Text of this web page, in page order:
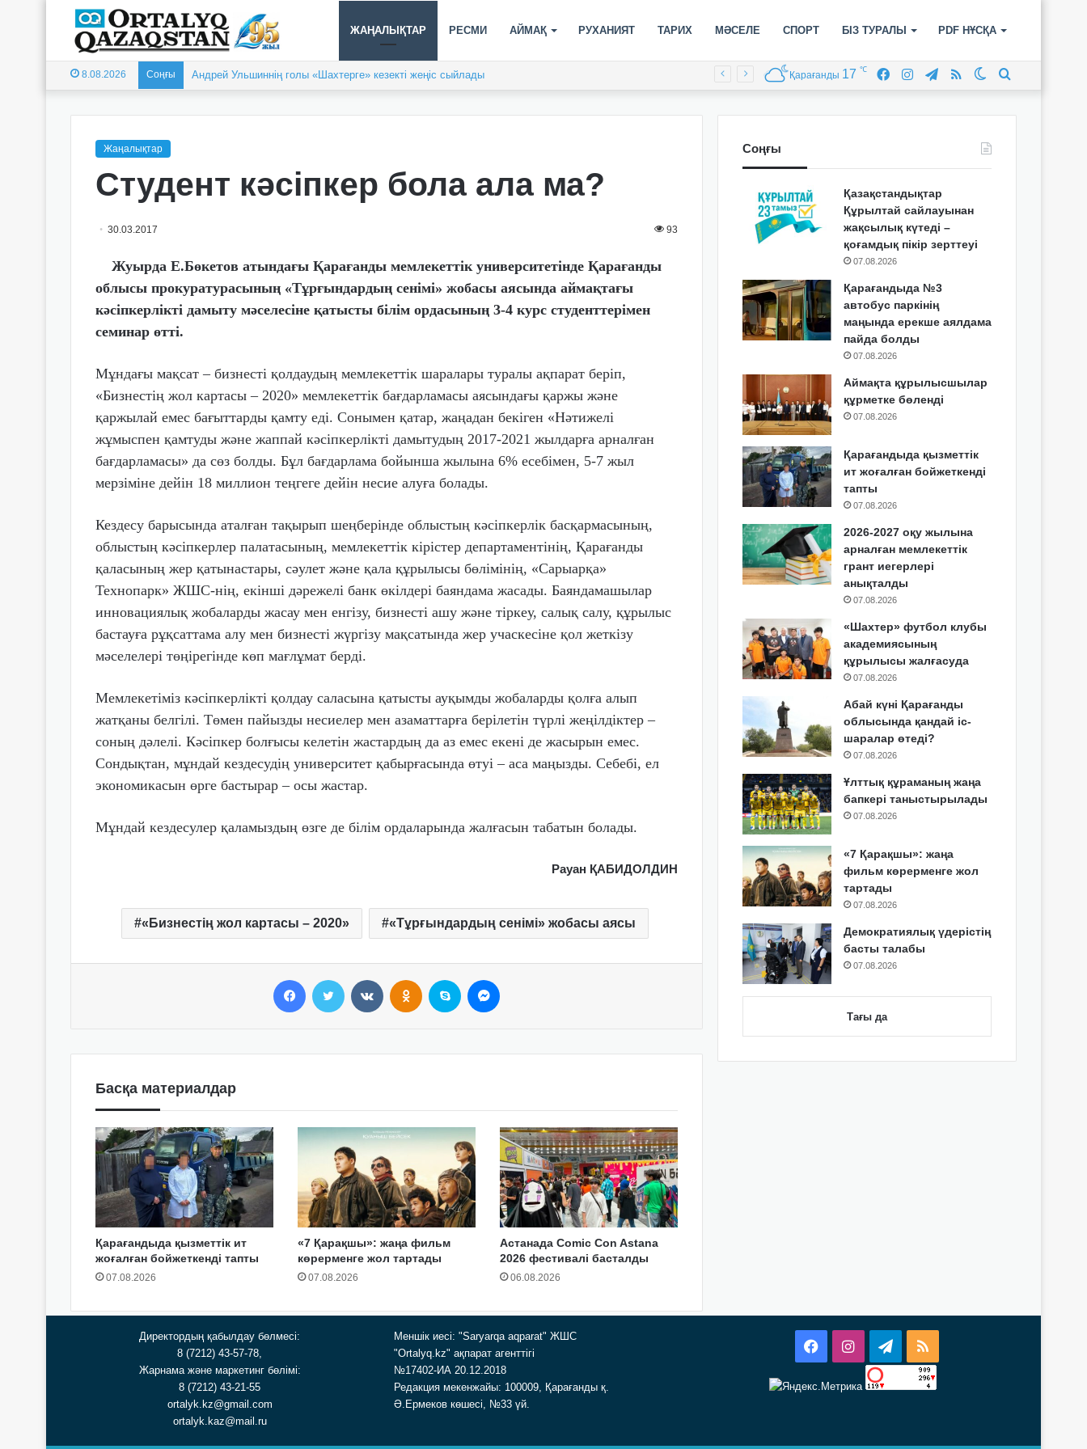
ЖАҢАЛЫҚТАР РЕСМИ АЙМАҚ РУХАНИЯТ ТАРИХ МӘСЕЛЕ СПОРТ БІЗ ТУРАЛЫ PDF НҰСҚА
8.08.2026 Соңғы Андрей Ульшиннің голы «Шахтерге» кезекті жеңіс сыйлады Switch
RSS
Telegram
Instagram
Facebook
Қарағанды 17 ℃
Жаңалықтар
Студент кәсіпкер бола ала ма?
30.03.2017 93
Жуырда Е.Бөкетов атындағы Қарағанды мемлекеттік университетінде Қарағанды
облысы прокуратурасының «Тұрғындардың сенімі» жобасы аясында аймақтағы
кәсіпкерлікті дамыту мәселесіне қатысты білім ордасының 3-4 курс студенттерімен
семинар өтті.
Мұндағы мақсат – бизнесті қолдаудың мемлекеттік шаралары туралы ақпарат беріп,
«Бизнестің жол картасы – 2020» мемлекеттік бағдарламасы аясындағы қаржы және
қаржылай емес бағыттарды қамту еді. Сонымен қатар, жаңадан бекіген «Нәтижелі
жұмыспен қамтуды және жаппай кәсіпкерлікті дамытудың 2017-2021 жылдарға арналған
бағдарламасы» да сөз болды. Бұл бағдарлама бойынша жылына 6% есебімен, 5-7 жыл
мерзіміне дейін 18 миллион теңгеге дейін несие алуға болады.
Кездесу барысында аталған тақырып шеңберінде облыстың кәсіпкерлік басқармасының,
облыстың кәсіпкерлер палатасының, мемлекеттік кірістер департаментінің, Қарағанды
қаласының жер қатынастары, сәулет және қала құрылысы бөлімінің, «Сарыарқа»
Технопарк» ЖШС-нің, екінші дәрежелі банк өкілдері баяндама жасады. Баяндамашылар
инновациялық жобаларды жасау мен енгізу, бизнесті ашу және тіркеу, салық салу, құрылыс
бастауға рұқсаттама алу мен бизнесті жүргізу мақсатында жер учаскесіне қол жеткізу
мәселелері төңірегінде көп мағлұмат берді.
Мемлекетіміз кәсіпкерлікті қолдау саласына қатысты ауқымды жобаларды қолға алып
жатқаны белгілі. Төмен пайызды несиелер мен азаматтарға берілетін түрлі жеңілдіктер –
соның дәлелі. Кәсіпкер болғысы келетін жастардың да аз емес екені де жасырын емес.
Сондықтан, мұндай кездесудің университет қабырғасында өтуі – аса маңызды. Себебі, ел
экономикасын өрге бастырар – осы жастар.
Мұндай кездесулер қаламыздың өзге де білім ордаларында жалғасын табатын болады.
Рауан ҚАБИДОЛДИН
«Бизнестің жол картасы – 2020» «Тұрғындардың сенімі» жобасы аясы
Басқа материалдар
Қарағандыда қызметтік ит
жоғалған бойжеткенді тапты
07.08.2026
«7 Қарақшы»: жаңа фильм
көрерменге жол тартады
07.08.2026
Астанада Comic Con Astana
2026 фестивалі басталды
06.08.2026
Соңғы
Қазақстандықтар
Құрылтай сайлауынан
жақсылық күтеді –
қоғамдық пікір зерттеуі
07.08.2026
Қарағандыда №3
автобус паркінің
маңында ерекше аялдама
пайда болды
07.08.2026
Аймақта құрылысшылар
құрметке бөленді
07.08.2026
Қарағандыда қызметтік
ит жоғалған бойжеткенді
тапты
07.08.2026
2026-2027 оқу жылына
арналған мемлекеттік
грант иегерлері
анықталды
07.08.2026
«Шахтер» футбол клубы
академиясының
құрылысы жалғасуда
07.08.2026
Абай күні Қарағанды
облысында қандай іс-
шаралар өтеді?
07.08.2026
Ұлттық құраманың жаңа
бапкері таныстырылады
07.08.2026
«7 Қарақшы»: жаңа
фильм көрерменге жол
тартады
07.08.2026
Демократиялық үдерістің
басты талабы
07.08.2026
Тағы да
Директордың қабылдау бөлмесі:
8 (7212) 43-57-78,
Жарнама және маркетинг бөлімі:
8 (7212) 43-21-55
ortalyk.kz@gmail.com
ortalyk.kaz@mail.ru
Меншік иесі: "Saryarqa aqparat" ЖШС
"Ortalyq.kz" ақпарат агенттігі
№17402-ИА 20.12.2018
Редакция мекенжайы: 100009, Қарағанды қ.
Ә.Ермеков көшесі, №33 үй.
FacebookInstagramTelegram
RSS